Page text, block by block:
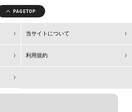
当サイトについて
利用規約